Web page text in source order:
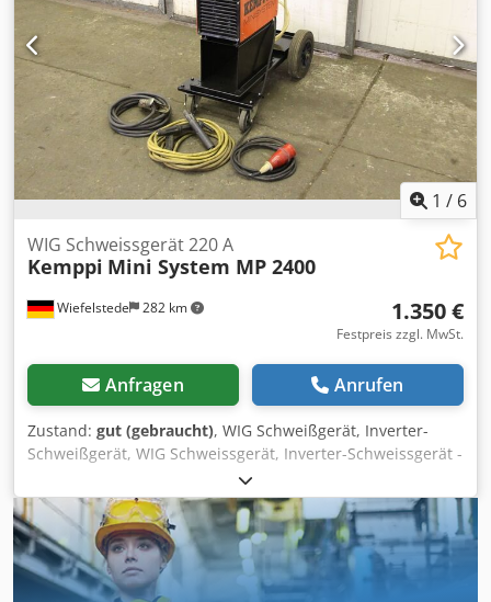
1 / 6
Wiefelstede 282 km
WIG Schweissgerät 220 A
Kemppi Mini System MP 2400
1.350 €
Festpreis zzgl. MwSt.
Anfragen Anrufen
Zustand: gut (gebraucht), WIG Schweißgerät, Inverter-
Schweißgerät, WIG Schweissgerät, Inverter-Schweissgerät -
ohne Schlauchpaket -max. Schweißleistung: 250 A -
Luftgekühlt -inkl. Massekabel -Gasarmatur -Abmessungen:
370/720/H870 mm Dodpfxedzwwne Anzekr -Gewicht: 52 kg